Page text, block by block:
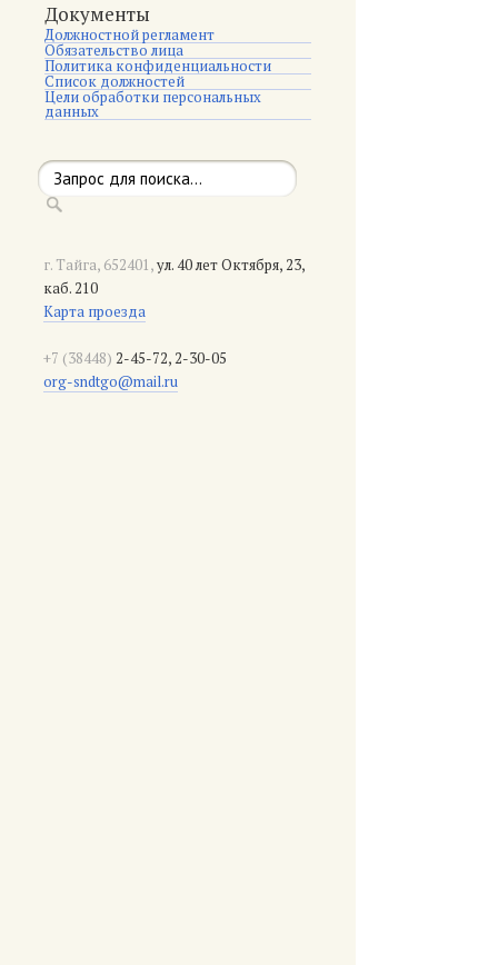
Документы
Должностной регламент
Обязательство лица
Политика конфиденциальности
Список должностей
Цели обработки персональных
данных
г. Тайга, 652401,ул. 40 лет Октября, 23,
каб. 210
Карта проезда
+7 (38448) 2-45-72, 2-30-05
org-sndtgo@mail.ru